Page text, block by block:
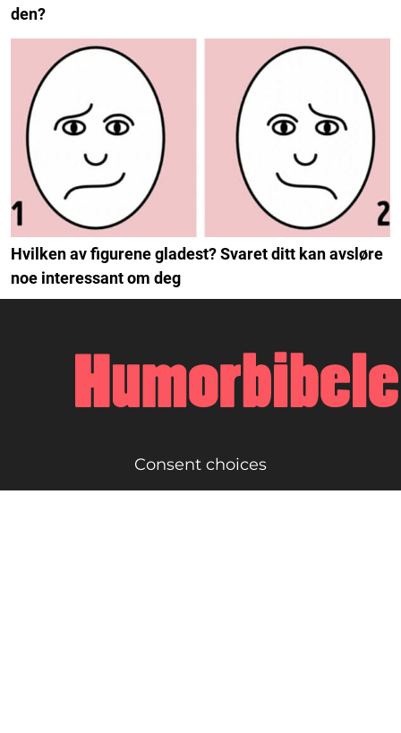
den?
Hvilken av figurene gladest? Svaret ditt kan avsløre
noe interessant om deg
Consent choices